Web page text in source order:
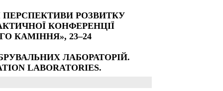
ПЕРСПЕКТИВИ РОЗВИТКУ
КОНФЕРЕНЦІЇ
КАМІННЯ», 23–24
ЛАБОРАТОРІЙ.
LABORATORIES.